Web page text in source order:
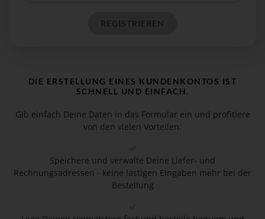
DIE ERSTELLUNG EINES KUNDENKONTOS IST
SCHNELL UND EINFACH.
Gib einfach Deine Daten in das Formular ein und profitiere
von den vielen Vorteilen:
Speichere und verwalte Deine Liefer- und
Rechnungsadressen - keine lästigen Eingaben mehr bei der
Bestellung